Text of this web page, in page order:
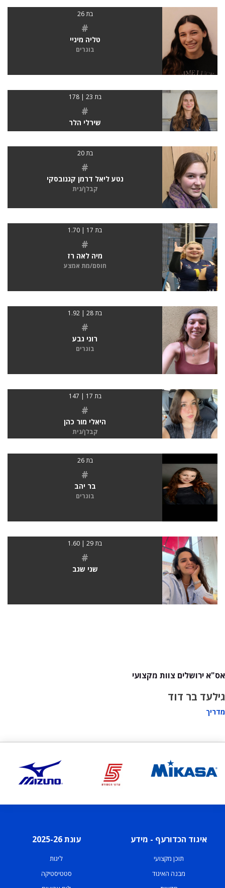
בת 26
#
טליה מיניי
בוגרים
בת 23 | 178
#
שירלי הלר
בת 20
#
נטע ליאל דרמן קגנובסקי
קבלן/נית
בת 17 | 1.70
#
מיה לאה רז
חוסם/מת אמצע
בת 28 | 1.92
#
רוני גבע
בוגרים
בת 17 | 147
#
היאלי מור כהן
קבלן/נית
בת 26
#
בר יהב
בוגרים
בת 29 | 1.60
#
שני שגב
אס"א ירושלים צוות מקצועי
גילעד בר דוד
מדריך
איגוד הכדורעף - מידע
תוכן מקצועי
מבנה האיגוד
עונת 2025-26
ליגות
סטטיסטיקה